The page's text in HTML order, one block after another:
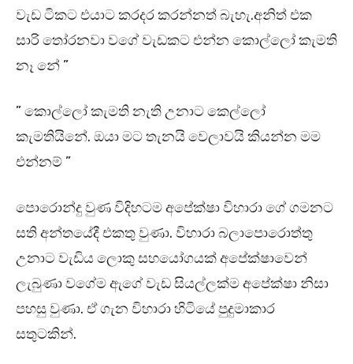
වැඩ ටිකට එයාට කරදර කරන්නත් බැහැ.අනිත් එක
සාරි තෝරනවා වගේ වැඩකට එන්න කොල්ලෝ කැමති
නෑ නේ ”
” කොල්ලෝ කැමති නැති උනාට කෙල්ලෝ
කැමතියිනේ. ඔයා මට තැනයි වෙලාවයි කියන්න මම
එන්නම් ”
පොරොන්දු වුණ විදිහටම අපේක්ෂා විහාරා ගේ ගමනට
සති අන්තයේදී එකතු වුණා. විහාරා බලාපොරොත්තු
උනාට වැඩිය ලොකු සහයෝගයක් අපේක්ෂාවෙන්
ලැබුණා වගේම ඇගේ වැඩ සියල්ලක්ම අපේක්ෂා නිසා
පහසු වුණා. ඒ ගැන විහාරා හිටියේ පුදුමාකාර
සතුටකින්.